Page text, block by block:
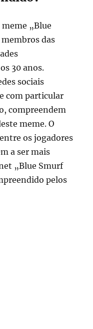
„Blue
das
30 anos.
sociais
com particular
compreendem
meme. O
os jogadores
a ser mais
„Blue Smurf
pelos